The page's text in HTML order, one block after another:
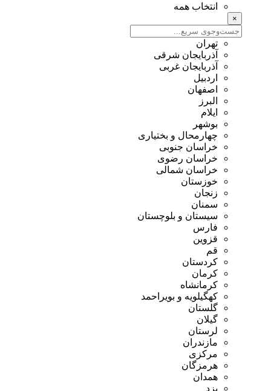
انتخاب همه
تهران
آذربایجان شرقی
آذربایجان غربی
اردبیل
اصفهان
البرز
ایلام
بوشهر
چهارمحال و بختیاری
خراسان جنوبی
خراسان رضوی
خراسان شمالی
خوزستان
زنجان
سمنان
سیستان و بلوچستان
فارس
قزوین
قم
کردستان
کرمان
کرمانشاه
کهگیلویه و بویراحمد
گلستان
گیلان
لرستان
مازندران
مرکزی
هرمزگان
همدان
یزد